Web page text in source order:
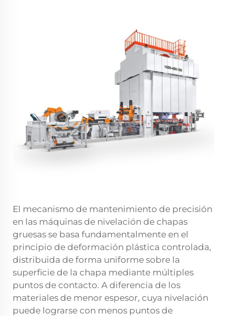
El mecanismo de mantenimiento de precisión
en las máquinas de nivelación de chapas
gruesas se basa fundamentalmente en el
principio de deformación plástica controlada,
distribuida de forma uniforme sobre la
superficie de la chapa mediante múltiples
puntos de contacto. A diferencia de los
materiales de menor espesor, cuya nivelación
puede lograrse con menos puntos de